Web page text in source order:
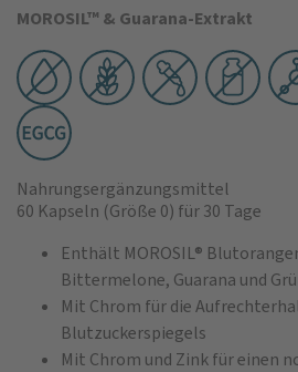
MOROSIL™ & Guarana-Extrakt
Nahrungsergänzungsmittel
60 Kapseln (Größe 0) für 30 Tage
Enthält MOROSIL®
Bittermelone, Guarana und
Mit Chrom für die
Blutzuckerspiegels
Mit Chrom und Zink für einen